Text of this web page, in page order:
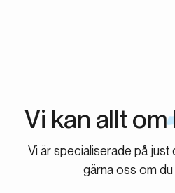
Vi kan allt om
Vi är specialiserade på just
gärna oss om